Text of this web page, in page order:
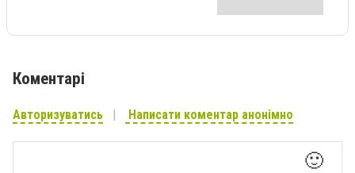
Коментарі
Авторизуватись Написати коментар анонімно
🙂